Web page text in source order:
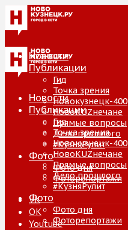
Новости
Публикации
Гид
Точка зрения
Новокузнецк-400
НовоKUZнечане
Прямые вопросы
Дело прошлого
#КузняРулит
Фото
Фото дня
Фоторепортажи
VK
ОК
Youtube
Новости
Публикации
Гид
Точка зрения
Новокузнецк-400
НовоKUZнечане
Прямые вопросы
Дело прошлого
#КузняРулит
Фото
Фото дня
Фоторепортажи